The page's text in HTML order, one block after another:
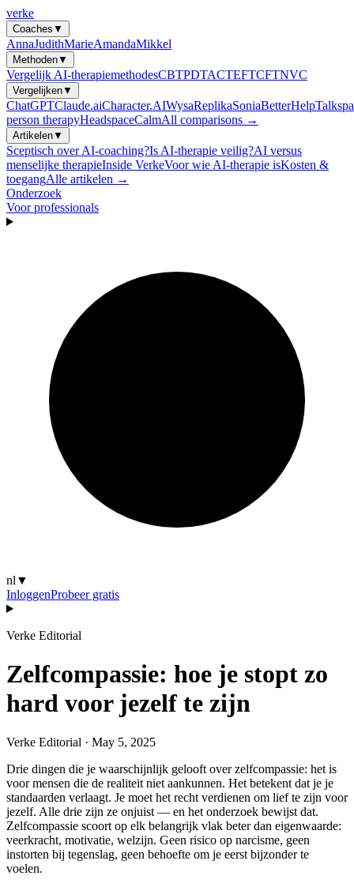
verke
Coaches ▼
AnnaJudithMarieAmandaMikkel
Methoden▼
Vergelijk AI-therapiemethodesCBTPDTACTEFTCFTNVC
Vergelijken▼
ChatGPTClaude.aiCharacter.AIWysaReplikaSoniaBetterHelp
person therapyHeadspaceCalmAll comparisons →
Artikelen▼
Sceptisch over AI-coaching?Is AI-therapie veilig?AI versus
menselijke therapieInside VerkeVoor wie AI-therapie isKosten &
toegangAlle artikelen →
Onderzoek
Voor professionals
nl ▼
InloggenProbeer gratis
Verke Editorial
Zelfcompassie: hoe je stopt zo
hard voor jezelf te zijn
Verke Editorial · May 5, 2025
Drie dingen die je waarschijnlijk gelooft over zelfcompassie: het is
voor mensen die de realiteit niet aankunnen. Het betekent dat je je
standaarden verlaagt. Je moet het recht verdienen om lief te zijn voor
jezelf. Alle drie zijn ze onjuist — en het onderzoek bewijst dat.
Zelfcompassie scoort op elk belangrijk vlak beter dan eigenwaarde:
veerkracht, motivatie, welzijn. Geen risico op narcisme, geen
instorten bij tegenslag, geen behoefte om je eerst bijzonder te
voelen.